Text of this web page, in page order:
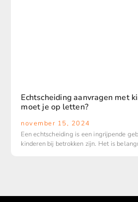
Echtscheiding aanvragen met
moet je op letten?
november 15, 2024
Een echtscheiding is een ingrijpende
kinderen bij betrokken zijn. Het is